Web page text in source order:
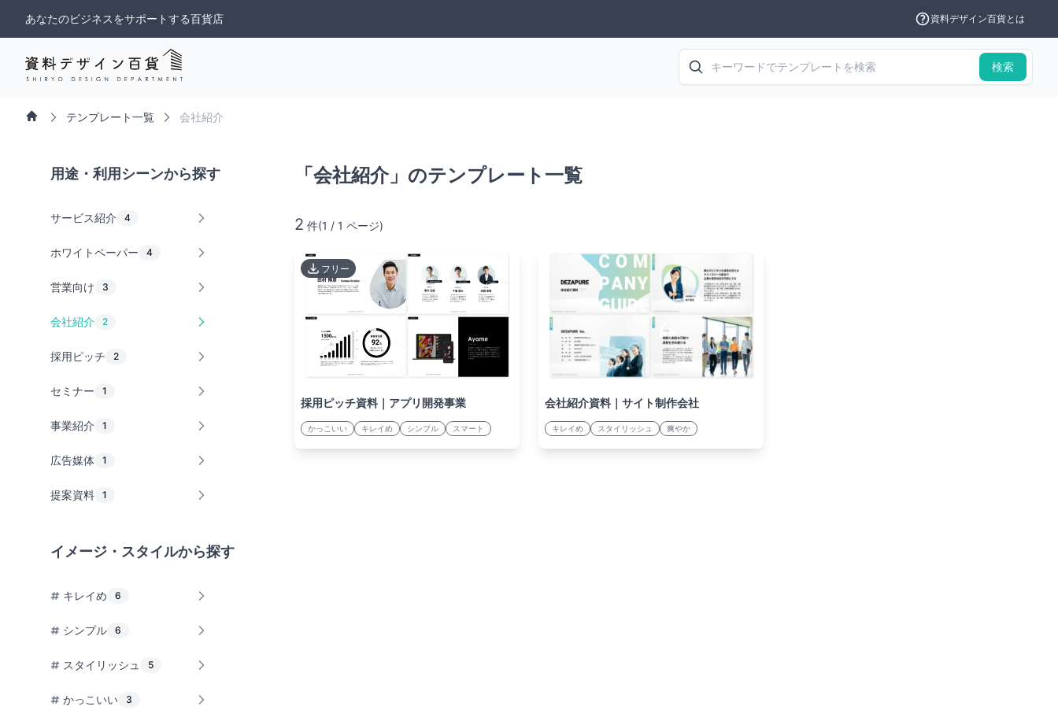
あなたのビジネスをサポートする百貨店 資料デザイン百貨とは
検索
テンプレート一覧 会社紹介
用途・利用シーンから探す
サービス紹介 4
ホワイトペーパー 4
営業向け 3
会社紹介 2
採用ピッチ 2
セミナー 1
事業紹介 1
広告媒体 1
提案資料 1
イメージ・スタイルから探す
キレイめ 6
シンプル 6
スタイリッシュ 5
かっこいい 3
「会社紹介」のテンプレート一覧
2 件(1 / 1 ページ)
フリー
採用ピッチ資料｜アプリ開発事業
かっこいい キレイめ シンプル スマート
会社紹介資料｜サイト制作会社
キレイめ スタイリッシュ 爽やか